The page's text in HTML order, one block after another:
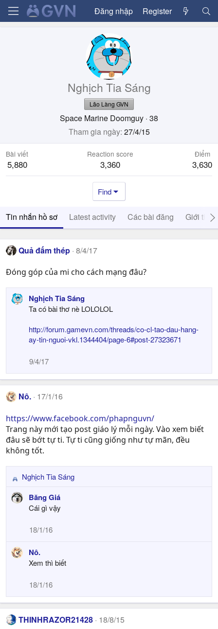
Đăng nhập Register
Nghịch Tia Sáng
Lão Làng GVN
Space Marine Doomguy · 38
Tham gia ngày 27/4/15
Bài viết
5,880
Reaction score
3,360
Điểm
3,630
Find
Tin nhắn hồ sơ Latest activity Các bài đăng Giới thiệu
Quả đấm thép 8/4/17
Đóng góp của mi cho cách mạng đâu?
Nghịch Tia Sáng
Ta có bài thơ nè LOLOLOL
http://forum.gamevn.com/threads/co-cl-tao-dau-hang-
ay-tin-nguoi-vkl.1344404/page-6#post-27323671
9/4/17
Nô. 17/1/16
https://www.facebook.com/phapnguvn/
Trang này mới tạo post giáo lý mỗi ngày. Vào xem biết
đâu sẽ bớt tự ti. Tự ti cũng giống như tự mãn, đều
không tốt.
R
e
a
n
Nghịch Tia Sáng
Băng Giá
Cái gì vậy
18/1/16
Nô.
Xem thì biết
18/1/16
THINHRAZOR21428 18/8/15